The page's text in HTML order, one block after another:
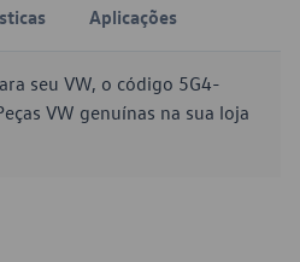
Aplicações
seu VW, o código 5G4-
VW genuínas na sua loja